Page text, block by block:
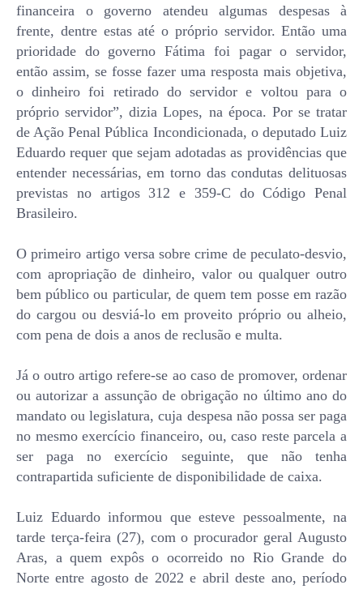
financeira o governo atendeu algumas despesas à
frente, dentre estas até o próprio servidor. Então uma
prioridade do governo Fátima foi pagar o servidor,
então assim, se fosse fazer uma resposta mais objetiva,
o dinheiro foi retirado do servidor e voltou para o
próprio servidor”, dizia Lopes, na época. Por se tratar
de Ação Penal Pública Incondicionada, o deputado Luiz
Eduardo requer que sejam adotadas as providências que
entender necessárias, em torno das condutas delituosas
previstas no artigos 312 e 359-C do Código Penal
Brasileiro.
O primeiro artigo versa sobre crime de peculato-desvio,
com apropriação de dinheiro, valor ou qualquer outro
bem público ou particular, de quem tem posse em razão
do cargou ou desviá-lo em proveito próprio ou alheio,
com pena de dois a anos de reclusão e multa.
Já o outro artigo refere-se ao caso de promover, ordenar
ou autorizar a assunção de obrigação no último ano do
mandato ou legislatura, cuja despesa não possa ser paga
no mesmo exercício financeiro, ou, caso reste parcela a
ser paga no exercício seguinte, que não tenha
contrapartida suficiente de disponibilidade de caixa.
Luiz Eduardo informou que esteve pessoalmente, na
tarde terça-feira (27), com o procurador geral Augusto
Aras, a quem expôs o ocorreido no Rio Grande do
Norte entre agosto de 2022 e abril deste ano, período